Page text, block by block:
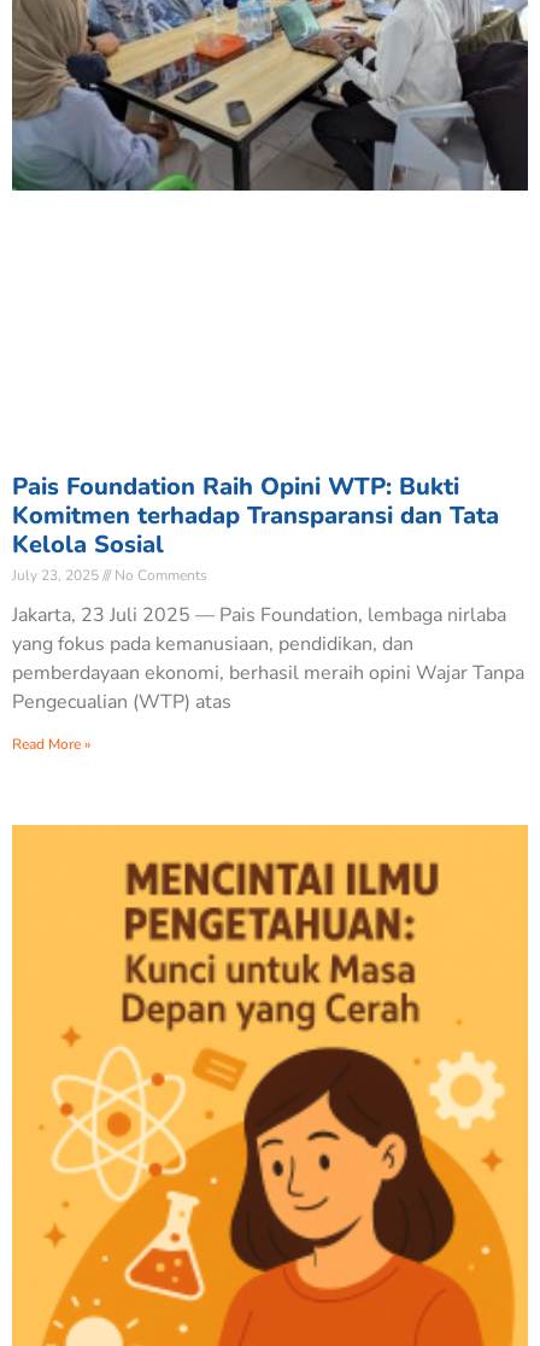
Pais Foundation Raih Opini WTP: Bukti
Komitmen terhadap Transparansi dan Tata
Kelola Sosial
July 23, 2025 No Comments
Jakarta, 23 Juli 2025 — Pais Foundation, lembaga nirlaba
yang fokus pada kemanusiaan, pendidikan, dan
pemberdayaan ekonomi, berhasil meraih opini Wajar Tanpa
Pengecualian (WTP) atas
Read More »